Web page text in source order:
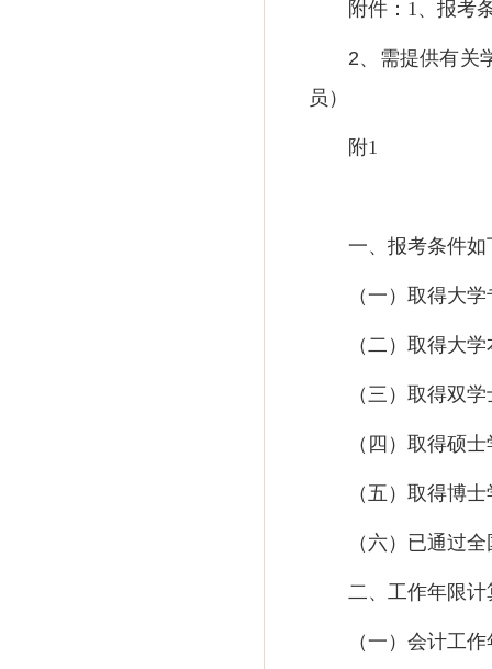
附件： 1、报考
2、需提供有关
员）
附1
一、 报考条件
（一） 取得大学
（二） 取得大学
（三） 取得双学
（四） 取得硕士
（五） 取得博士
（六） 已通过
二、工作年限计
（一）会计工